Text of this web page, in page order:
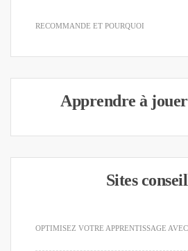
RECOMMANDE ET POURQUOI
Apprendre à
Sites
OPTIMISEZ VOTRE APPRENTISSAGE